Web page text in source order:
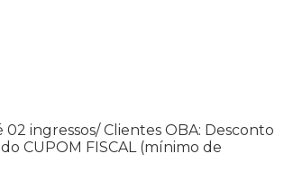
ingressos/ Clientes OBA: Desconto
CUPOM FISCAL (mínimo de